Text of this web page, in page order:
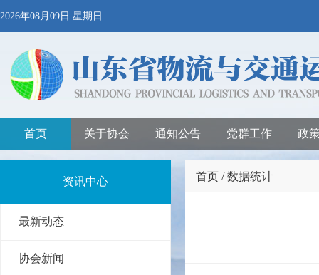
2026年08月09日 星期日
首页 关于协会 通知公告 党群工作 政
资讯中心
最新动态
协会新闻
首页 / 数据统计